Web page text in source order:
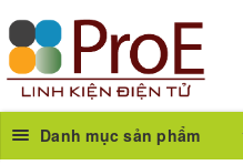
Danh mục sản phẩm